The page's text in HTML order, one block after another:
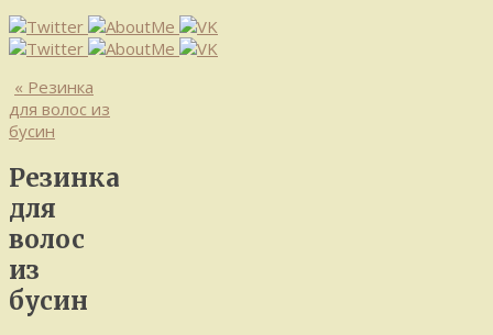
« Резинка
для волос из
бусин
Резинка
для
волос
из
бусин